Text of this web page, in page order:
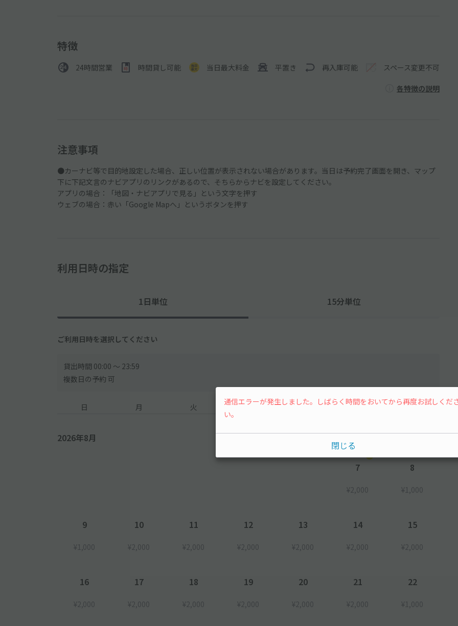
特徴
24時間営業 時間貸し可能 当日最大料金 平置き 再入庫可能 スペース変更不可
各特徴の説明
注意事項
●カーナビ等で目的地設定した場合、正しい位置が表示されない場合があります。当日は予約完了画面を開き、マップ
下に下記文言のナビアプリのリンクがあるので、そちらからナビを設定してください。
アプリの場合：「地図・ナビアプリで見る」という文字を押す
ウェブの場合：赤い「Google Mapへ」というボタンを押す
利用日時の指定
1日単位 15分単位
ご利用日時を選択してください
貸出時間 00:00 〜 23:59
複数日の予約 可
日 月 火 水 木 金 土
2026年8月
7
¥2,000
8
¥1,000
9
¥1,000
10
¥2,000
11
¥2,000
12
¥2,000
13
¥2,000
14
¥2,000
15
¥2,000
16
¥2,000
17
¥2,000
18
¥2,000
19
¥2,000
20
¥2,000
21
¥2,000
22
¥1,000
通信エラーが発生しました。しばらく時間をおいてから再度お試しくだ
い。
閉じる